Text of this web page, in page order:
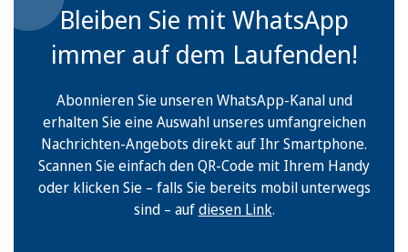
Bleiben Sie mit WhatsApp
immer auf dem Laufenden!
Abonnieren Sie unseren WhatsApp-Kanal und
erhalten Sie eine Auswahl unseres umfangreichen
Nachrichten-Angebots direkt auf Ihr Smartphone.
Scannen Sie einfach den QR-Code mit Ihrem Handy
oder klicken Sie – falls Sie bereits mobil unterwegs
sind – aufdiesen Link.